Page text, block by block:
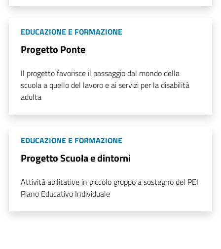
EDUCAZIONE E FORMAZIONE
Progetto Ponte
Il progetto favorisce il passaggio dal mondo della
scuola a quello del lavoro e ai servizi per la disabilità
adulta
EDUCAZIONE E FORMAZIONE
Progetto Scuola e dintorni
Attività abilitative in piccolo gruppo a sostegno del PEI
Piano Educativo Individuale